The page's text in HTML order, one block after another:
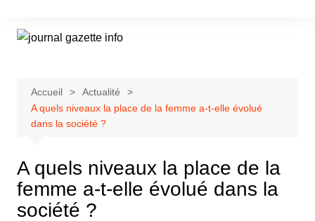
contenu
Accueil
Actualité
A quels niveaux la place de la femme a-t-elle évolué
dans la société ?
A quels niveaux la place de la
femme a-t-elle évolué dans la
société ?